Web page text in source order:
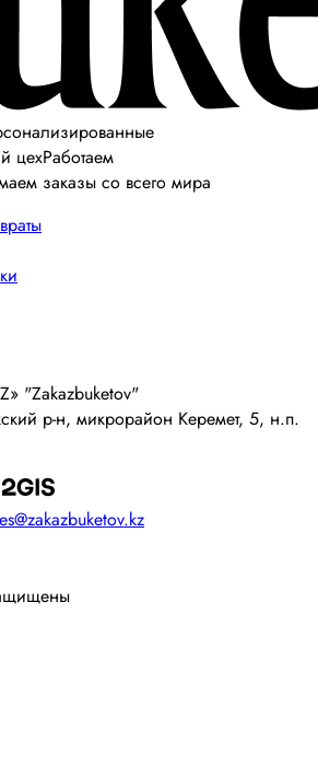
цехРаботаем
заказы со всего мира
"Zakazbuketov"
р-н, микрорайон Керемет, 5, н.п.